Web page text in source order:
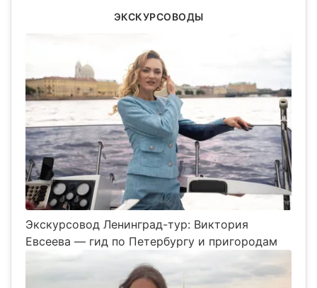
ЭКСКУРСОВОДЫ
Экскурсовод Ленинград-тур: Виктория
Евсеева — гид по Петербургу и пригородам